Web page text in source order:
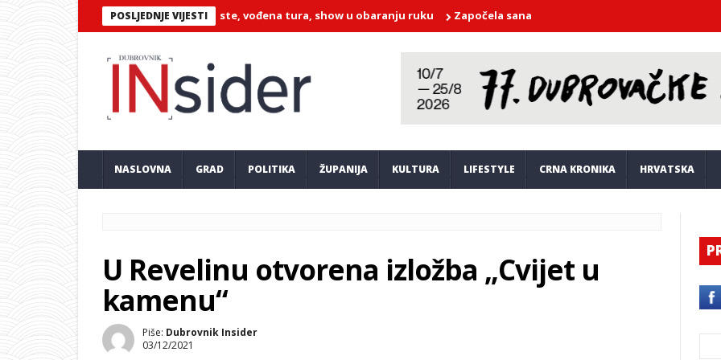
POSLJEDNJE VIJESTI
događanja u Orebiću: pučke feste, vođena tura, show u obaranju ruku Započela sanacija i obnova sportskog terena Zlatni potok
NASLOVNA GRAD POLITIKA ŽUPANIJA KULTURA LIFESTYLE CRNA KRONIKA HRVATSKA
U Revelinu otvorena izložba „Cvijet u
kamenu“
Piše: Dubrovnik Insider
03/12/2021